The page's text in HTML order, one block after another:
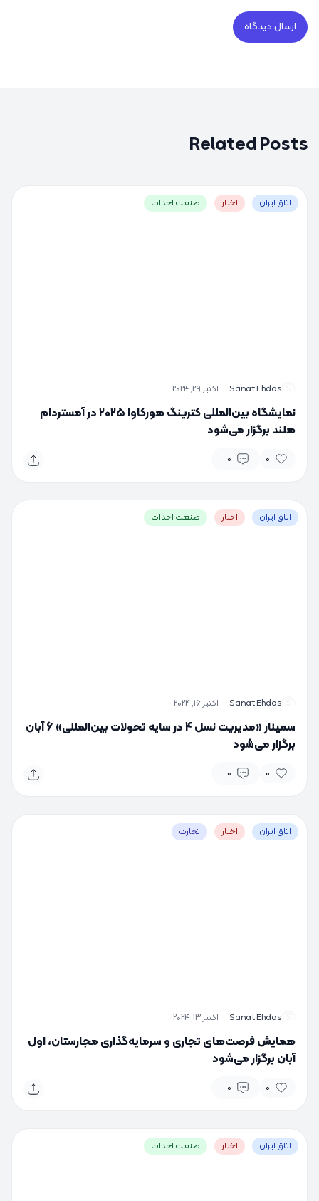
Related Posts
اتاق ایران اخبار صنعت احداث
Sanat Ehdas
· اکتبر 29, 2024
نمایشگاه بین‌المللی کترینگ هورکاوا ۲۰۲۵ در آمستردام
هلند برگزار می‌شود
0
0
اتاق ایران اخبار صنعت احداث
Sanat Ehdas
· اکتبر 16, 2024
سمینار «مدیریت نسل 4 در سایه تحولات بین‌المللی» 6 آبان
برگزار می‌شود
0
0
اتاق ایران اخبار تجارت
Sanat Ehdas
· اکتبر 13, 2024
همایش فرصت‌های تجاری و سرمایه‌گذاری مجارستان، اول
آبان برگزار می‌شود
0
0
اتاق ایران اخبار صنعت احداث